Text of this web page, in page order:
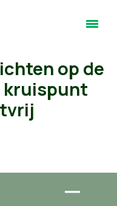
op de
kruispunt